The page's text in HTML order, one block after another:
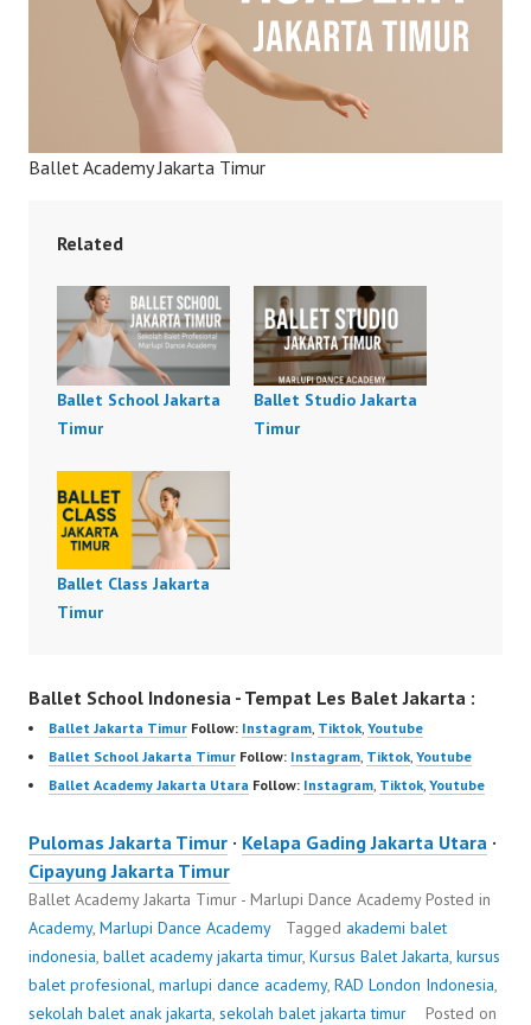
Ballet Academy Jakarta Timur
Related
Ballet School Jakarta
Timur
Ballet Studio Jakarta
Timur
Ballet Class Jakarta
Timur
Ballet School Indonesia - Tempat Les Balet Jakarta :
Ballet Jakarta Timur Follow: Instagram, Tiktok, Youtube
Ballet School Jakarta Timur Follow: Instagram, Tiktok, Youtube
Ballet Academy Jakarta Utara Follow: Instagram, Tiktok, Youtube
Pulomas Jakarta Timur · Kelapa Gading Jakarta Utara ·
Cipayung Jakarta Timur
Ballet Academy Jakarta Timur - Marlupi Dance AcademyPosted in
Academy, Marlupi Dance Academy Tagged akademi balet
indonesia, ballet academy jakarta timur, Kursus Balet Jakarta, kursus
balet profesional, marlupi dance academy, RAD London Indonesia,
sekolah balet anak jakarta, sekolah balet jakarta timur Posted on